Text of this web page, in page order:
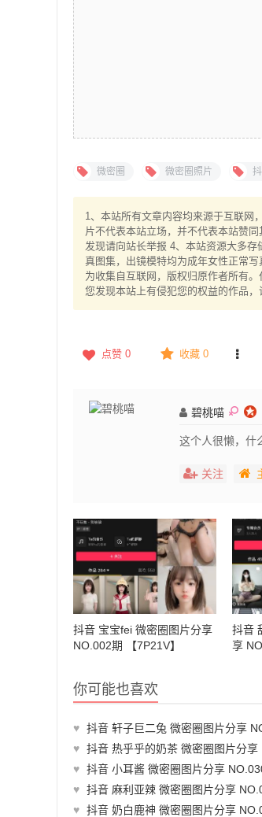
微密圈 微密圈照片
1、本站所有文章内容均来源于互联网
片不代表本站立场，并不代表本站赞
发现请向站长举报 4、本站资源大多
真图集，出镜模特均为成年女性正常
为收集自互联网，版权归原作者所有
您发现本站上有侵犯您的权益的作品
点赞 0 收藏 0
碧桃喵
这个人很懒，什
关注
抖音 宝宝fei 微密圈图片分享
NO.002期 【7P21V】
抖音
享
你可能也喜欢
♥ 抖音 轩子巨二兔 微密圈图片分享 NO.029期 【35P1V】最新
♥ 抖音 热乎乎的奶茶 微密圈图片分享 NO.004
♥ 抖音 小耳酱 微密圈图片分享 NO.030期 【16P】最新
♥ 抖音 麻利亚辣 微密圈图片分享 NO.075期 【38P】最新
♥ 抖音 奶白鹿神 微密圈图片分享 NO.003期